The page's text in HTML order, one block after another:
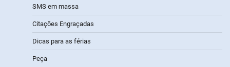
SMS em massa
Citações Engraçadas
Dicas para as férias
Peça